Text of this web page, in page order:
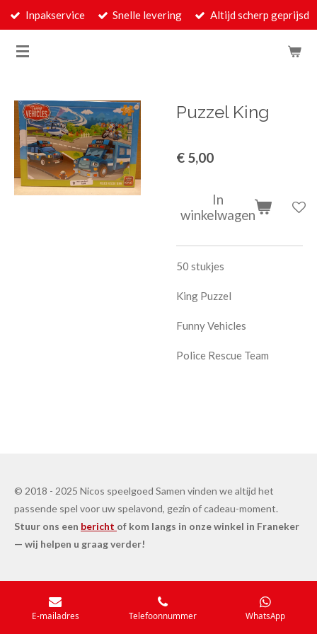
Ga
naar
Inpakservice Snelle levering Altijd scherp geprijsd
Puzzel King
€ 5,00
In
winkelwagen
50 stukjes
King Puzzel
Funny Vehicles
Police Rescue Team
© 2018 - 2025 Nicos speelgoed Samen vinden we altijd het
passende spel voor uw spelavond, gezin of cadeau-moment.
Stuur ons een bericht of kom langs in onze winkel in Franeker
— wij helpen u graag verder!
E-mailadres Telefoonnummer WhatsApp